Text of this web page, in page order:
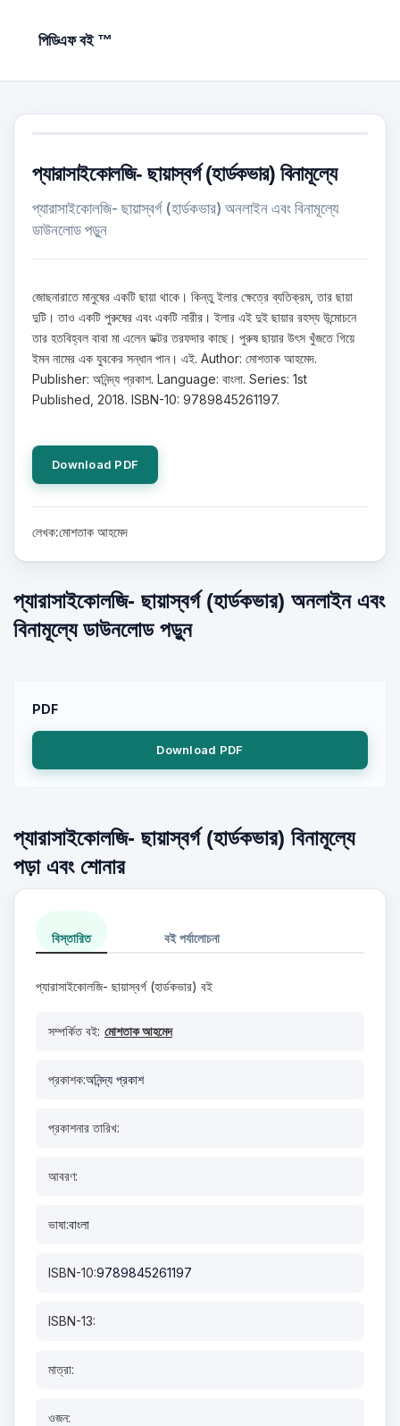
পিডিএফ বই ™
প্যারাসাইকোলজি- ছায়াস্বর্গ (হার্ডকভার) বিনামূল্যে
প্যারাসাইকোলজি- ছায়াস্বর্গ (হার্ডকভার) অনলাইন এবং বিনামূল্যে
ডাউনলোড পড়ুন
জোছনারাতে মানুষের একটি ছায়া থাকে। কিন্তু ইলার ক্ষেত্রে ব্যতিক্রম, তার ছায়া
দুটি। তাও একটি পুরুষের এবং একটি নারীর। ইলার এই দুই ছায়ার রহস্য উন্মোচনে
তার হতবিহ্বল বাবা মা এলেন ডক্টর তরফদার কাছে। পুরুষ ছায়ার উৎস খুঁজতে গিয়ে
ইমন নামের এক যুবকের সন্ধান পান। এই. Author: মোশতাক আহমেদ.
Publisher: অনিন্দ্য প্রকাশ. Language: বাংলা. Series: 1st
Published, 2018. ISBN-10: 9789845261197.
Download PDF
লেখক:মোশতাক আহমেদ
প্যারাসাইকোলজি- ছায়াস্বর্গ (হার্ডকভার) অনলাইন এবং
বিনামূল্যে ডাউনলোড পড়ুন
PDF
Download PDF
প্যারাসাইকোলজি- ছায়াস্বর্গ (হার্ডকভার) বিনামূল্যে
পড়া এবং শোনার
বিস্তারিত বই পর্যালোচনা
প্যারাসাইকোলজি- ছায়াস্বর্গ (হার্ডকভার) বই
সম্পর্কিত বই: মোশতাক আহমেদ
প্রকাশক:অনিন্দ্য প্রকাশ
প্রকাশনার তারিখ:
আবরণ:
ভাষা:বাংলা
ISBN-10:9789845261197
ISBN-13:
মাত্রা:
ওজন: